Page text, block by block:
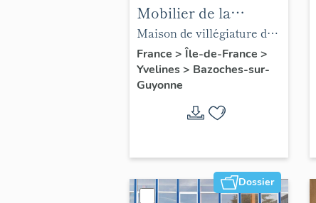
Mobilier de la
maison Louis Carré
Maison de villégiature dite
maison Louis Carré
France > Île-de-France >
Yvelines> Bazoches-sur-
Guyonne
Dossier